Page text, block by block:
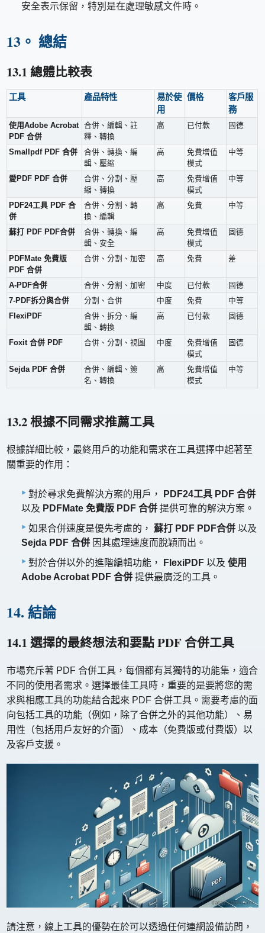
安全表示保留，特別是在處理敏感文件時。
13。 總結
13.1 總體比較表
工具 產品特性
易於使
用
價格
客戶服
務
使用Adobe Acrobat
PDF 合併
合併、編輯、註
釋、轉換
高 已付款 固德
Smallpdf PDF 合併
合併、轉換、編
輯、壓縮
高
免費增值
模式
中等
愛PDF PDF 合併
合併、分割、壓
縮、轉換
高
免費增值
模式
中等
PDF24工具 PDF 合
併
合併、分割、轉
換、編輯
高 免費 中等
蘇打 PDF PDF合併
合併、轉換、編
輯、安全
高
免費增值
模式
固德
PDFMate 免費版
PDF 合併
合併、分割、加密 高 免費 差
A-PDF合併 合併、分割、加密 中度 已付款
固德
7-PDF拆分與合併
分割、合併 中度 免費
中等
FlexiPDF
合併、拆分、編
輯、轉換
高 已付款 固德
Foxit 合併 PDF 合併、分割、視圖 中度
免費增值
模式
固德
Sejda PDF 合併
合併、編輯、簽
名、轉換
高
免費增值
模式
中等
13.2 根據不同需求推薦工具
根據詳細比較，最終用戶的功能和需求在工具選擇中起著至
關重要的作用：
對於尋求免費解決方案的用戶，
PDF24工具 PDF 合併
以及 PDFMate 免費版 PDF 合併 提供可靠的解決方案。
如果合併速度是優先考慮的， 蘇打 PDF PDF合併 以及
Sejda PDF 合併 因其處理速度而脫穎而出。
對於合併以外的進階編輯功能，
FlexiPDF 以及 使用
Adobe Acrobat PDF 合併 提供最廣泛的工具。
14. 結論
14.1 選擇的最終想法和要點 PDF 合併工具
市場充斥著 PDF 合併工具，每個都有其獨特的功能集，適合
不同的使用者需求。選擇最佳工具時，重要的是要將您的需
求與相應工具的功能結合起來 PDF 合併工具。需要考慮的面
向包括工具的功能（例如，除了合併之外的其他功能）、易
用性（包括用戶友好的介面）、成本（免費版或付費版）以
及客戶支援。
請注意，線上工具的優勢在於可以透過任何連網設備訪問，